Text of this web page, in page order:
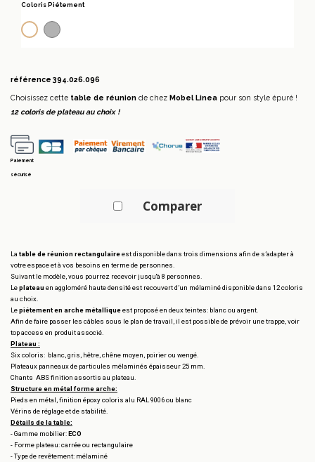
Coloris Piétement
Blanc 9010Argent Ral 9006
référence 394.026.096
Choisissez cette table de réunion de chez Mobel Linea pour son style épuré !
12 coloris de plateau au choix !
Paiement
sécurisé
Comparer
La table de réunion rectangulaireest disponible dans trois dimensions afin de s’adapter à
votre espace et à vos besoins en terme de personnes.
Suivant le modèle, vous pourrez recevoir jusqu'à 8 personnes.
Leplateau en aggloméré haute densité est recouvert d’un mélaminé disponible dans 12 coloris
au choix.
Lepiétement en arche métalliqueest proposé en deux teintes: blanc ou argent.
Afin de faire passer les câbles sous le plan de travail, il est possible de prévoir une trappe, voir
top access en produit associé.
Plateau :
Six coloris: blanc, gris, hêtre, chêne moyen, poirier ou wengé.
Plateaux panneaux de particules mélaminés épaisseur 25 mm.
Chants ABS finition assortis au plateau.
Structure en métal forme arche:
Pieds en métal, finition époxy coloris alu RAL 9006 ou blanc
Vérins de réglage et de stabilité.
Détails de la table:
- Gamme mobilier:ECO
- Forme plateau: carrée ou rectangulaire
- Type de revêtement: mélaminé